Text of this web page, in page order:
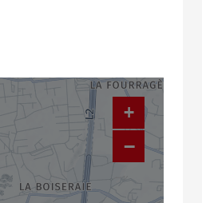
+
−